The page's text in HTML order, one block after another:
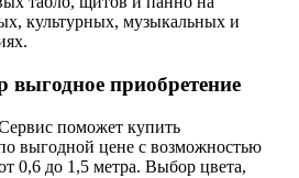
культурных, музыкальных и
приобретение
поможет купить
выгодной цене с возможностью
0,6 до 1,5 метра. Выбор цвета,